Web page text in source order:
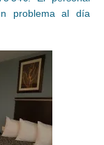
problema al día